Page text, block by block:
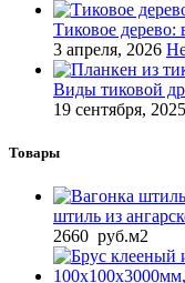
Тиковое
3 апреля, 2026
Виды тиковой
19 сентября, 2025
Товары
штиль из
2660 руб.м2